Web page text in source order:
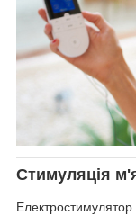
Стимуляція